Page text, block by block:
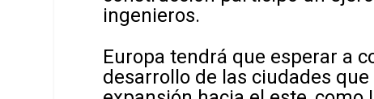
ingenieros.
Europa tendrá que esperar a
desarrollo de las ciudades